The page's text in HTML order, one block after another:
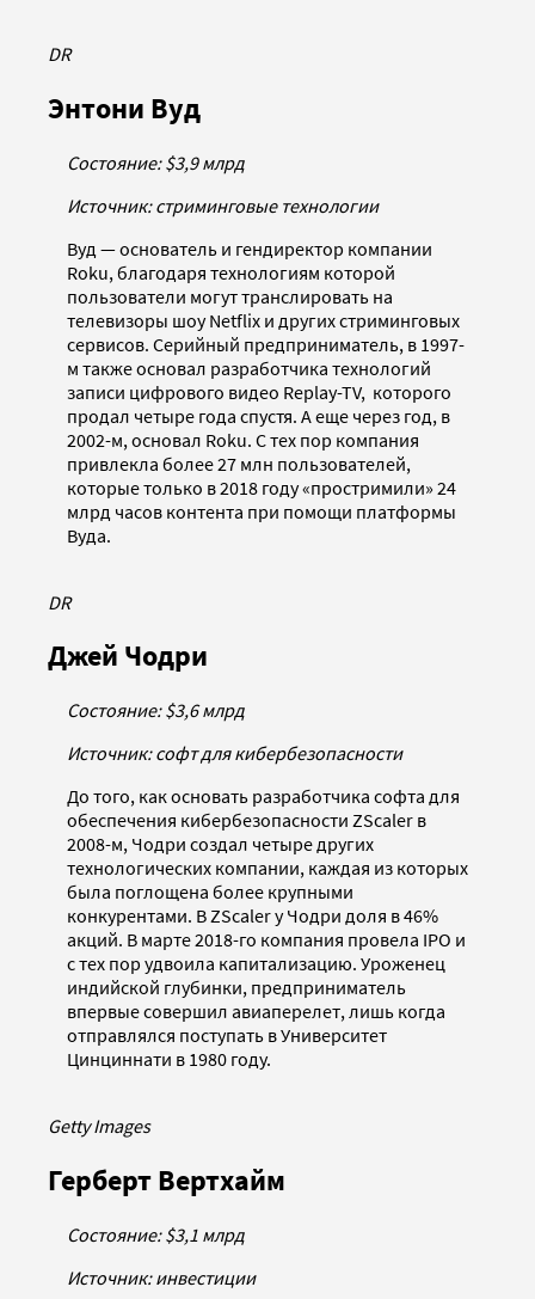
DR
Энтони Вуд
Состояние: $3,9 млрд
Источник: стриминговые технологии
Вуд — основатель и гендиректор компании
Roku, благодаря технологиям которой
пользователи могут транслировать на
телевизоры шоу Netflix и других стриминговых
сервисов. Серийный предприниматель, в 1997-
м также основал разработчика технологий
записи цифрового видео Replay-TV, которого
продал четыре года спустя. А еще через год, в
2002-м, основал Roku. С тех пор компания
привлекла более 27 млн пользователей,
которые только в 2018 году «простримили» 24
млрд часов контента при помощи платформы
Вуда.
DR
Джей Чодри
Состояние: $3,6 млрд
Источник: софт для кибербезопасности
До того, как основать разработчика софта для
обеспечения кибербезопасности ZScaler в
2008-м, Чодри создал четыре других
технологических компании, каждая из которых
была поглощена более крупными
конкурентами. В ZScaler у Чодри доля в 46%
акций. В марте 2018-го компания провела IPO и
с тех пор удвоила капитализацию. Уроженец
индийской глубинки, предприниматель
впервые совершил авиаперелет, лишь когда
отправлялся поступать в Университет
Цинциннати в 1980 году.
Getty Images
Герберт Вертхайм
Состояние: $3,1 млрд
Источник: инвестиции